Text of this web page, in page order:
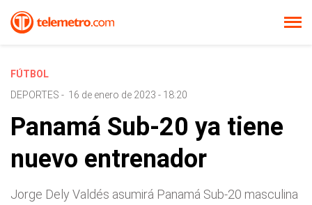
FÚTBOL
DEPORTES - 16 de enero de 2023 - 18:20
Panamá Sub-20 ya tiene
nuevo entrenador
Jorge Dely Valdés asumirá Panamá Sub-20 masculina